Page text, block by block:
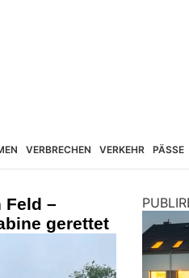
VERBRECHEN VERKEHR PÄSSE
Feld –
gerettet